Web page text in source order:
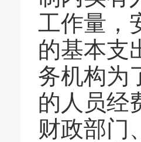
工作量，
的基本支
务机构为
的人员经
财政部门